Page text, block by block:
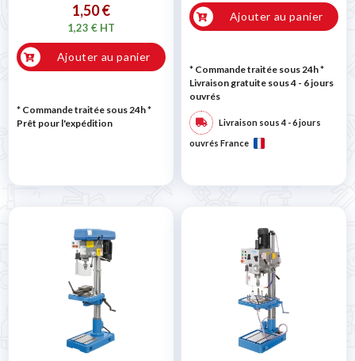
1,50 €
1,23 € HT
Ajouter au panier
* Commande traitée sous 24h*
Prêt pour l'expédition
Ajouter au panier
* Commande traitée sous 24h*
Livraison gratuite sous 4 - 6 jours
ouvrés
Livraison sous 4 - 6 jours
ouvrés France